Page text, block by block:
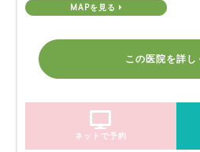
MAPを見る
この医院を詳し
ネットで予約